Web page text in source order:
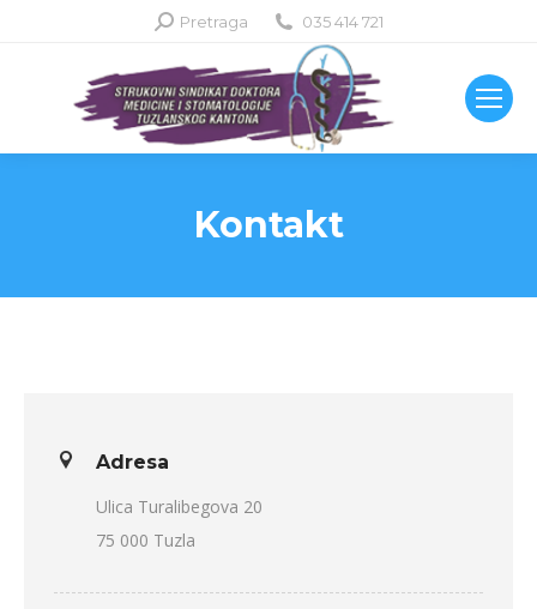
Search:
Pretraga 035 414 721
Kontakt
Adresa
Ulica Turalibegova 20
75 000 Tuzla